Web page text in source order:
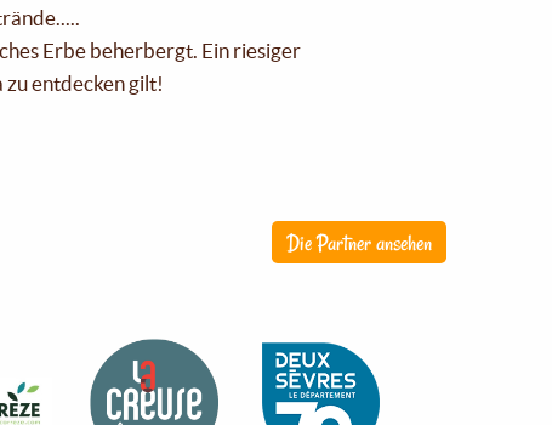
Erbe beherbergt. Ein riesiger
zu entdecken gilt!
Die Partner ansehen